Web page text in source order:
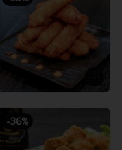
-36%